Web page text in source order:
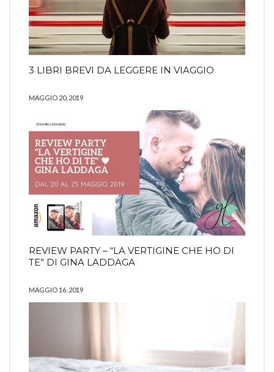
3 LIBRI BREVI DA LEGGERE IN VIAGGIO
MAGGIO 20, 2019
REVIEW PARTY – “LA VERTIGINE CHE HO DI
TE” DI GINA LADDAGA
MAGGIO 16, 2019